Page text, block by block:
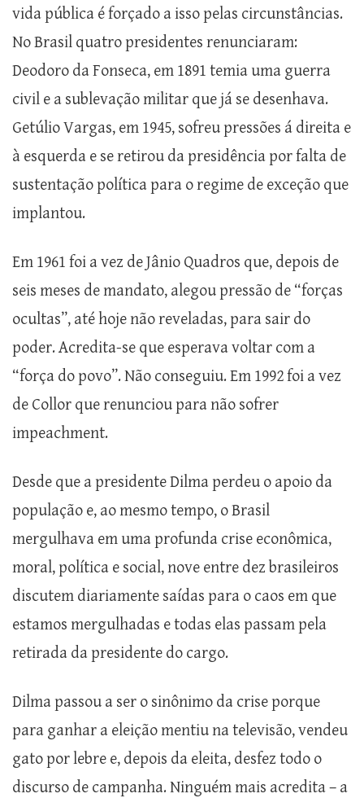
vida pública é forçado a isso pelas circunstâncias.
No Brasil quatro presidentes renunciaram:
Deodoro da Fonseca, em 1891 temia uma guerra
civil e a sublevação militar que já se desenhava.
Getúlio Vargas, em 1945, sofreu pressões á direita e
à esquerda e se retirou da presidência por falta de
sustentação política para o regime de exceção que
implantou.
Em 1961 foi a vez de Jânio Quadros que, depois de
seis meses de mandato, alegou pressão de “forças
ocultas”, até hoje não reveladas, para sair do
poder. Acredita-se que esperava voltar com a
“força do povo”. Não conseguiu. Em 1992 foi a vez
de Collor que renunciou para não sofrer
impeachment.
Desde que a presidente Dilma perdeu o apoio da
população e, ao mesmo tempo, o Brasil
mergulhava em uma profunda crise econômica,
moral, política e social, nove entre dez brasileiros
discutem diariamente saídas para o caos em que
estamos mergulhadas e todas elas passam pela
retirada da presidente do cargo.
Dilma passou a ser o sinônimo da crise porque
para ganhar a eleição mentiu na televisão, vendeu
gato por lebre e, depois da eleita, desfez todo o
discurso de campanha. Ninguém mais acredita – a